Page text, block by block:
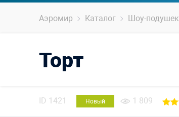
Аэромир Каталог Шоу-подушек
Торт
ID 1421 Новый 1 809